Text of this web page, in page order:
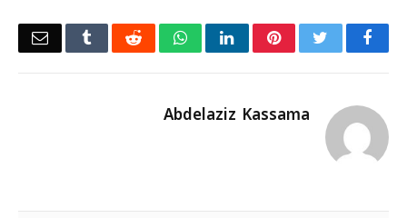
Facebook
Twitter
Pinterest
LinkedIn
WhatsApp
Reddit
Tumblr
Abdelaziz Kassama